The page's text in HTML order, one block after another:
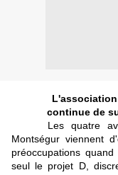
continue de
Les quatre
Montségur viennent
préoccupations
seul le projet D,